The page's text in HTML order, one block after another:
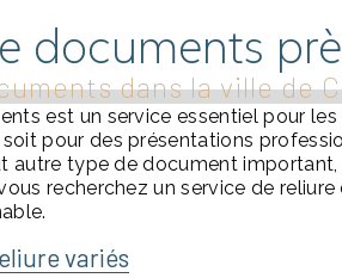
documents
dans la ville de
est un service essentiel pour
pour des présentations
autre type de document
recherchez un service de
variés